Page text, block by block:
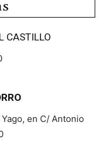
CASTILLO
en C/ Antonio